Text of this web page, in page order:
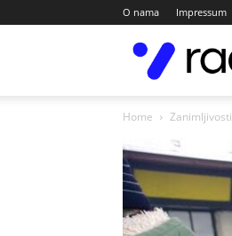
O nama Impressum
Home Zanimljivosti